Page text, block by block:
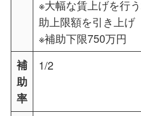
※大幅な賃上げを行
助上限額を引き上げ
※補助下限750万円
補
助
率
1/2